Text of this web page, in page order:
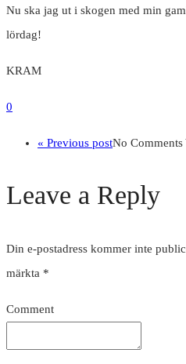
Nu ska jag ut i skogen med min
lördag!
KRAM
0
« Previous postNo Comments
Leave a Reply
Din e-postadress kommer inte
märkta *
Comment